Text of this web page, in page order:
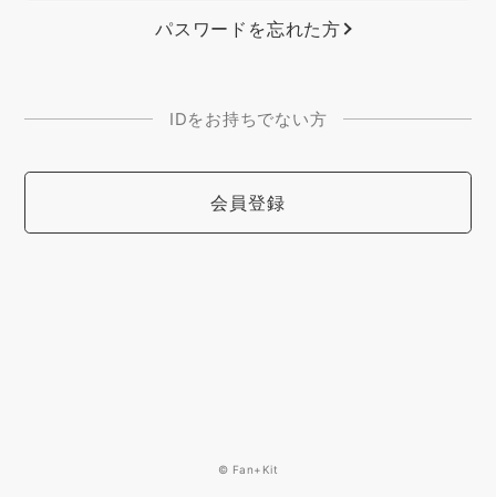
パスワードを忘れた方
IDをお持ちでない方
会員登録
© Fan+Kit